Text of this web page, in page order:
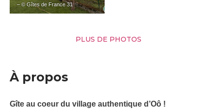
– © Gîtes de France 31
PLUS DE PHOTOS
À propos
Gîte au coeur du village authentique d’Oô !